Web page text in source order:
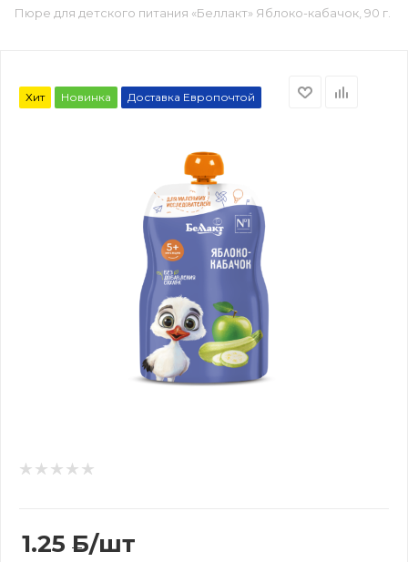
Пюре для детского питания «Беллакт» Яблоко-кабачок, 90 г.
Хит Новинка Доставка Европочтой
1.25 Б/шт